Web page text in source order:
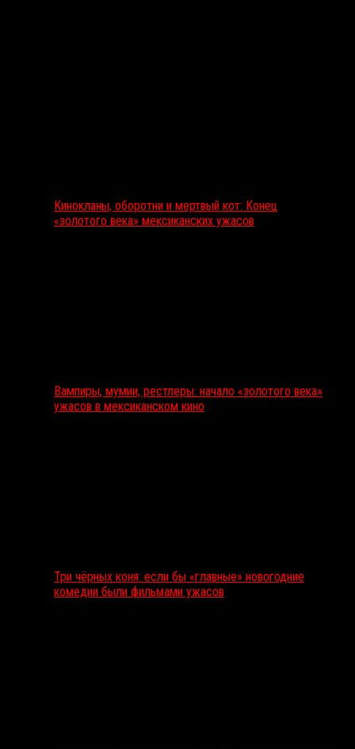
Кинокланы, оборотни и мертвый кот: Конец
«золотого века» мексиканских ужасов
Вампиры, мумии, рестлеры: начало «золотого века»
ужасов в мексиканском кино
Три чёрных коня: если бы «главные» новогодние
комедии были фильмами ужасов